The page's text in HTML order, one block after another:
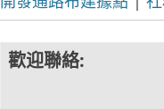
歡迎聯絡: